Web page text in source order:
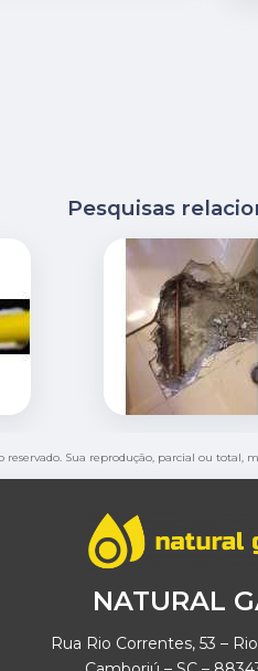
Pesquisas
reservado. Sua reprodução, parcial ou total,
NATURAL
Rua Rio Correntes, 53 –